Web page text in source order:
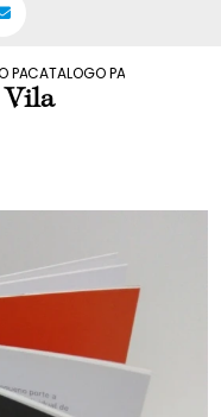
PARA EMPRESA
CATALOGO PARA EMPRESA
Vila